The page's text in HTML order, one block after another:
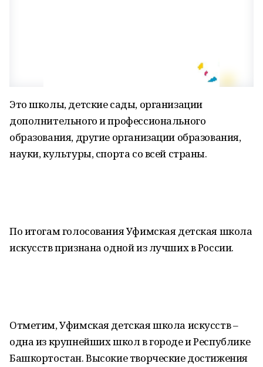
Это школы, детские сады, организации
дополнительного и профессионального
образования, другие организации образования,
науки, культуры, спорта со всей страны.
По итогам голосования Уфимская детская школа
искусств признана одной из лучших в России.
Отметим, Уфимская детская школа искусств –
одна из крупнейших школ в городе и Республике
Башкортостан. Высокие творческие достижения